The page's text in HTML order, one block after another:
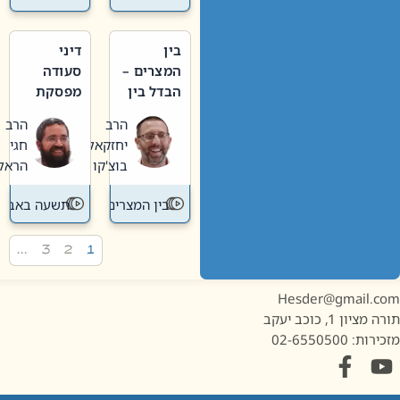
בין
המצרים –
הבדל בין
חדשה
לישנה
הרב
יחזקאל
בוצ'קו
בין המצרים
דיני
סעודה
מפסקת
תשעה
באב
הרב
חגי
הראל
תשעה באב
1, כוכב יעקב
02-6550500